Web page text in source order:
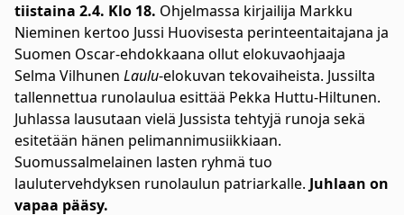
tiistaina 2.4. Klo 18. Ohjelmassa kirjailija Markku
Nieminen kertoo Jussi Huovisesta perinteentaitajana ja
Suomen Oscar-ehdokkaana ollut elokuvaohjaaja
Selma Vilhunen Laulu-elokuvan tekovaiheista. Jussilta
tallennettua runolaulua esittää Pekka Huttu-Hiltunen.
Juhlassa lausutaan vielä Jussista tehtyjä runoja sekä
esitetään hänen pelimannimusiikkiaan.
Suomussalmelainen lasten ryhmä tuo
laulutervehdyksen runolaulun patriarkalle. Juhlaan on
vapaa pääsy.